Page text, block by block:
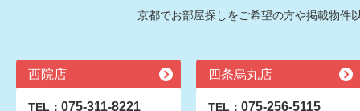
京都でお部屋探しをご希望の方や掲載物件
西院店
TEL： 075-311-8221
四条烏丸店
TEL： 075-256-5115